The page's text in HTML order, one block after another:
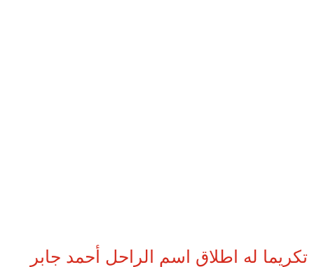
تكريما له اطلاق اسم الراحل أحمد جابر